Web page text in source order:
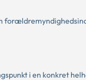
i en konkret